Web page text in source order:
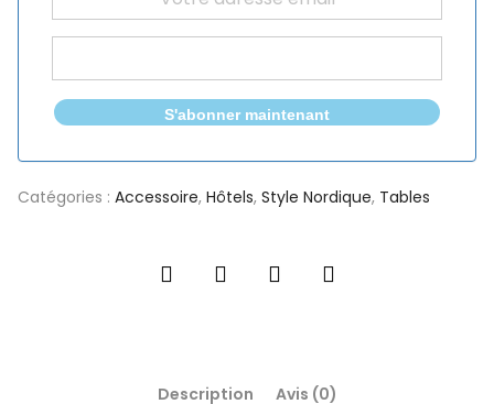
S'abonner maintenant
Catégories : Accessoire, Hôtels, Style Nordique, Tables
Description Avis (0)